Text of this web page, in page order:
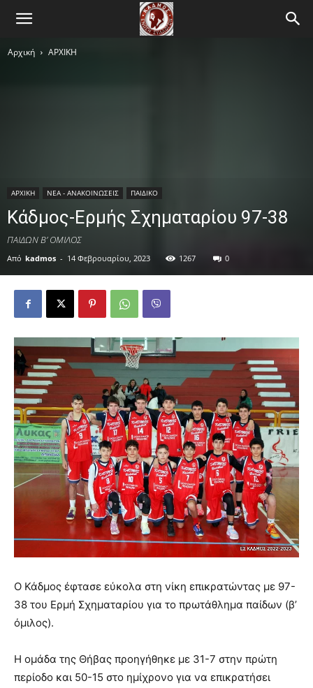
Αρχική ΑΡΧΙΚΗ
ΑΡΧΙΚΗ ΝΕΑ - ΑΝΑΚΟΙΝΩΣΕΙΣ ΠΑΙΔΙΚΟ
Κάδμος-Ερμής Σχηματαρίου 97-38
ΠΑΙΔΩΝ Β’ ΟΜΙΛΟΣ
Από kadmos - 14 Φεβρουαρίου, 2023 1267 0
Ο Κάδμος έφτασε εύκολα στη νίκη επικρατώντας με 97-
38 του Ερμή Σχηματαρίου για το πρωτάθλημα παίδων (β’
όμιλος).
Η ομάδα της Θήβας προηγήθηκε με 31-7 στην πρώτη
περίοδο και 50-15 στο ημίχρονο για να επικρατήσει